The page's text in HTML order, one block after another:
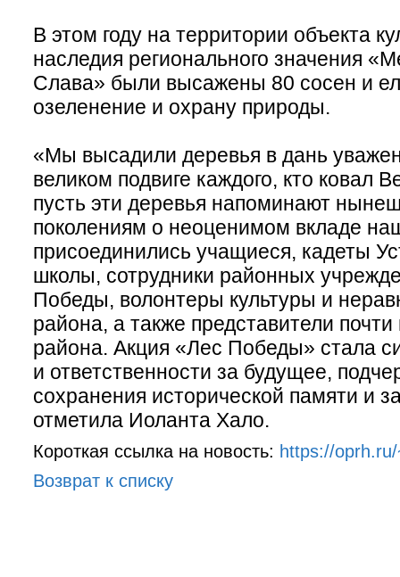
В этом году на территории объекта
наследия регионального значения
Слава» были высажены 80 сосен и
озеленение и охрану природы.
«Мы высадили деревья в дань
великом подвиге каждого, кто ковал
пусть эти деревья напоминают
поколениям о неоценимом вкладе
присоединились учащиеся, кадеты
школы, сотрудники районных
Победы, волонтеры культуры и
района, а также представители
района. Акция «Лес Победы» стала
и ответственности за будущее,
сохранения исторической памяти и
отметила Иоланта Хало.
Короткая ссылка на новость: https://
Возврат к списку